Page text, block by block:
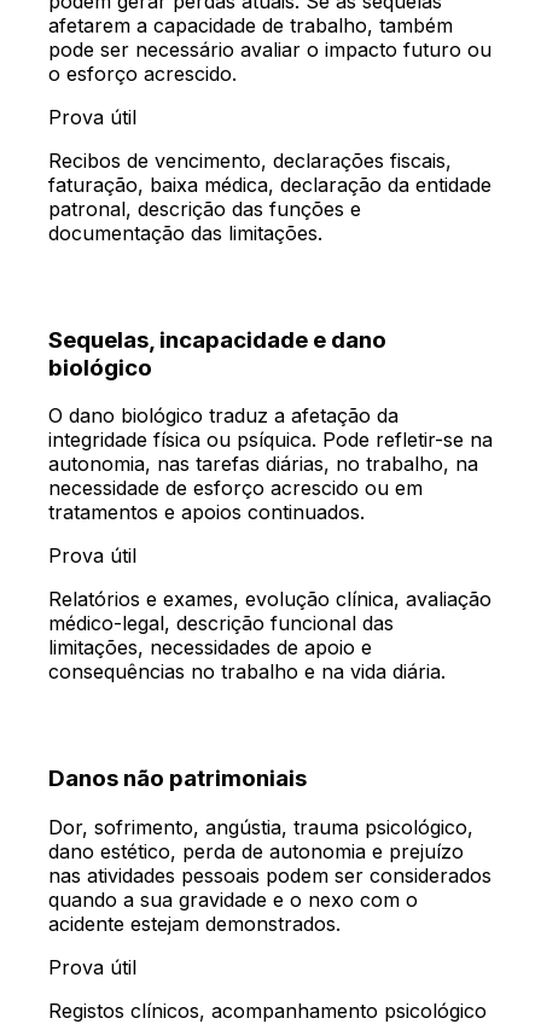
afetarem a capacidade de trabalho, também
pode ser necessário avaliar o impacto futuro ou
o esforço acrescido.
Prova útil
Recibos de vencimento, declarações fiscais,
faturação, baixa médica, declaração da entidade
patronal, descrição das funções e
documentação das limitações.
Sequelas, incapacidade e dano
biológico
O dano biológico traduz a afetação da
integridade física ou psíquica. Pode refletir-se na
autonomia, nas tarefas diárias, no trabalho, na
necessidade de esforço acrescido ou em
tratamentos e apoios continuados.
Prova útil
Relatórios e exames, evolução clínica, avaliação
médico-legal, descrição funcional das
limitações, necessidades de apoio e
consequências no trabalho e na vida diária.
Danos não patrimoniais
Dor, sofrimento, angústia, trauma psicológico,
dano estético, perda de autonomia e prejuízo
nas atividades pessoais podem ser considerados
quando a sua gravidade e o nexo com o
acidente estejam demonstrados.
Prova útil
Registos clínicos, acompanhamento psicológico